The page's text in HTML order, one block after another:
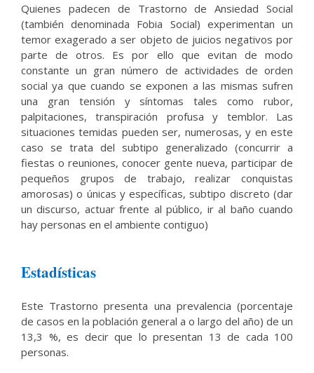
Quienes padecen de Trastorno de Ansiedad Social
(también denominada Fobia Social) experimentan un
temor exagerado a ser objeto de juicios negativos por
parte de otros. Es por ello que evitan de modo
constante un gran número de actividades de orden
social ya que cuando se exponen a las mismas sufren
una gran tensión y síntomas tales como rubor,
palpitaciones, transpiración profusa y temblor. Las
situaciones temidas pueden ser, numerosas, y en este
caso se trata del subtipo generalizado (concurrir a
fiestas o reuniones, conocer gente nueva, participar de
pequeños grupos de trabajo, realizar conquistas
amorosas) o únicas y específicas, subtipo discreto (dar
un discurso, actuar frente al público, ir al baño cuando
hay personas en el ambiente contiguo)
Estadísticas
Este Trastorno presenta una prevalencia (porcentaje
de casos en la población general a o largo del año) de un
13,3 %, es decir que lo presentan 13 de cada 100
personas.